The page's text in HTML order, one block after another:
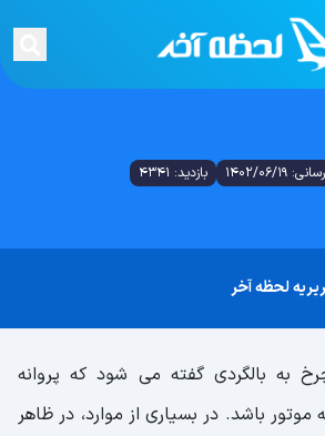
1402/06/19 بازدید: 4341
لحظه آخر
به بالگردی گفته می شود كه پروانه
باشد. در بسياری از موارد، در ظاهر